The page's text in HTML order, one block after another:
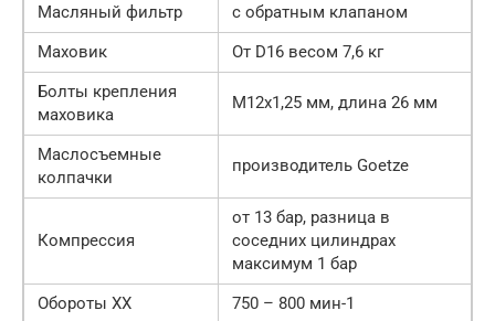
Масляный фильтр
с обратным клапаном
Маховик
От D16 весом 7,6 кг
Болты крепления
маховика
М12х1,25 мм, длина 26 мм
Маслосъемные
колпачки
производитель Goetze
Компрессия
от 13 бар, разница в
соседних цилиндрах
максимум 1 бар
Обороты ХХ
750 – 800 мин-1